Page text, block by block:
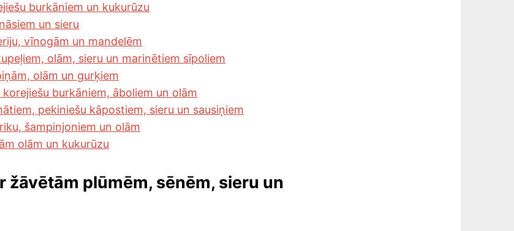
burkāniem un kukurūzu
un sieru
vīnogām un mandelēm
olām, sieru un marinētiem sīpoliem
olām un gurķiem
burkāniem, āboliem un olām
pekiniešu kāpostiem, sieru un sausiņiem
šampinjoniem un olām
olām un kukurūzu
žāvētām plūmēm, sēnēm, sieru un